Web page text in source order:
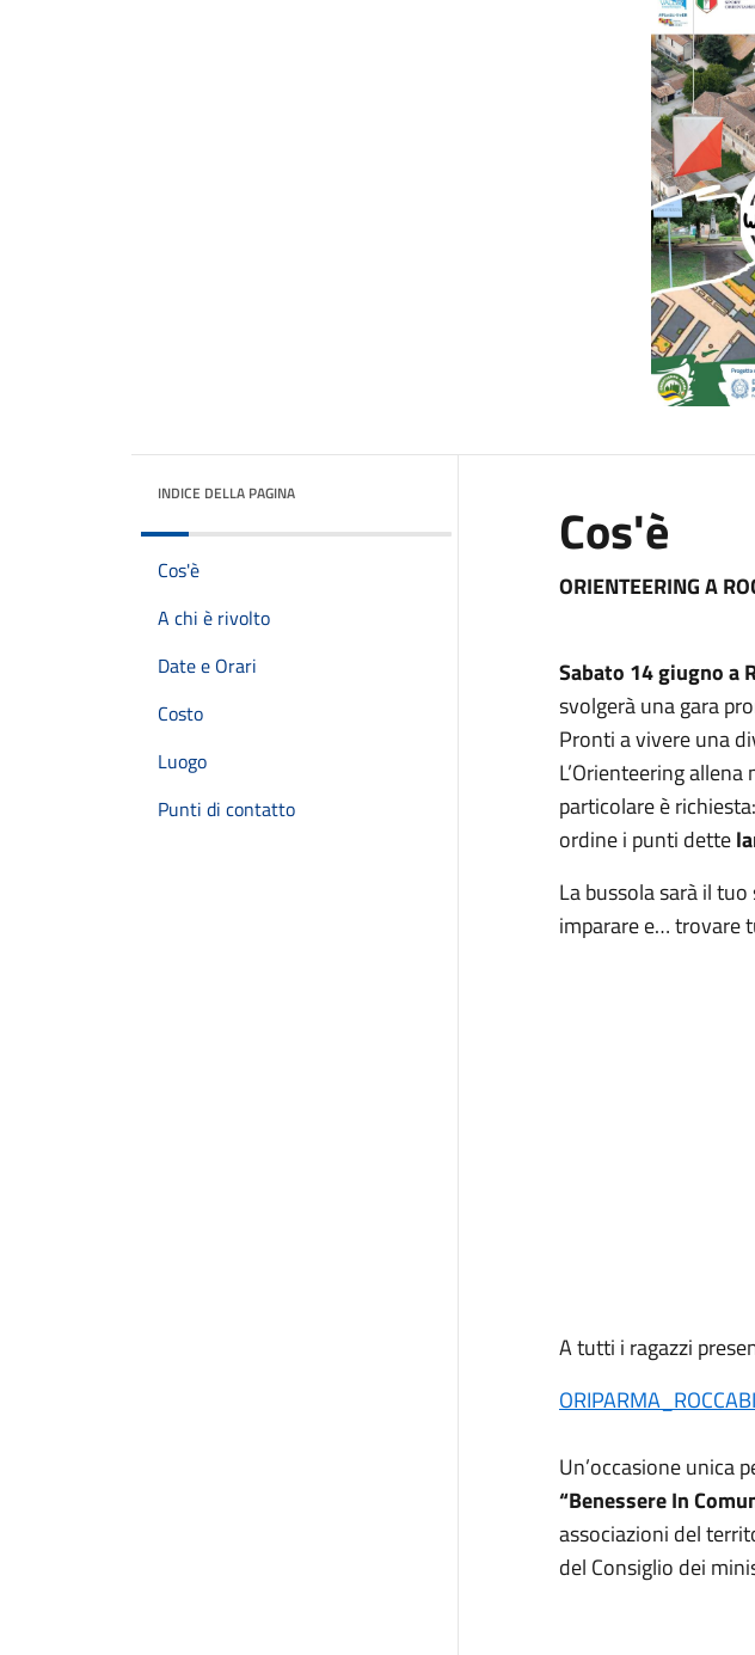
INDICE DELLA PAGINA
Cos'è
A chi è rivolto
Date e Orari
Costo
Luogo
Punti di contatto
Cos'è
ORIENTEERING A
Sabato 14 giugno a
svolgeràuna gara
Pronti a vivere una
L’Orienteering
particolare è
ordine i punti dette
La bussola sarà il
imparare e… trovare
A tutti i ragazzi
Un’occasione unica
“Benessere In
associazioni del
del Consiglio dei